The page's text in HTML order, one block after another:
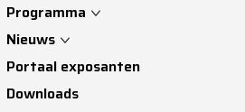
Programma
Nieuws
Portaal exposanten
Downloads